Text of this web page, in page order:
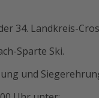
34. Landkreis-
Sparte Ski.
und